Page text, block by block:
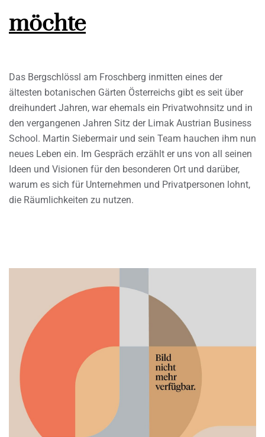
möchte
Das Bergschlössl am Froschberg inmitten eines der
ältesten botanischen Gärten Österreichs gibt es seit über
dreihundert Jahren, war ehemals ein Privatwohnsitz und in
den vergangenen Jahren Sitz der Limak Austrian Business
School. Martin Siebermair und sein Team hauchen ihm nun
neues Leben ein. Im Gespräch erzählt er uns von all seinen
Ideen und Visionen für den besonderen Ort und darüber,
warum es sich für Unternehmen und Privatpersonen lohnt,
die Räumlichkeiten zu nutzen.